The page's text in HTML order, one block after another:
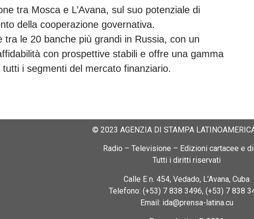
tra Mosca e L’Avana, sul suo potenziale di
della cooperazione governativa.
tra le 20 banche più grandi in Russia, con un
con prospettive stabili e offre una gamma
i segmenti del mercato finanziario.
© 2023 AGENZIA DI STAMPA
Radio – Televisione – Edizioni cartacee e
Tutti i diritti riservati
Calle E n. 454, Vedado, L’Avana, Cuba
Telefono: (+53) 7 838 3496, (+53) 7 838
Email: ida@prensa-latina.cu